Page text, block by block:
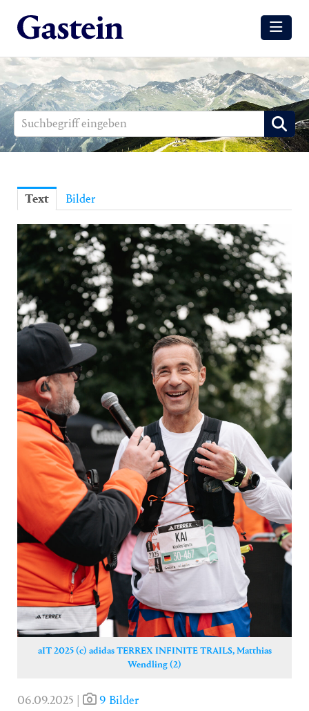
Meldungen
Winter
Media
Gesundheit
Sommer
Winter
Yoga
Pressekontakt
Text Bilder
aIT 2025 (c) adidas TERREX INFINITE TRAILS, Matthias
Wendling (2)
06.09.2025 | 9 Bilder